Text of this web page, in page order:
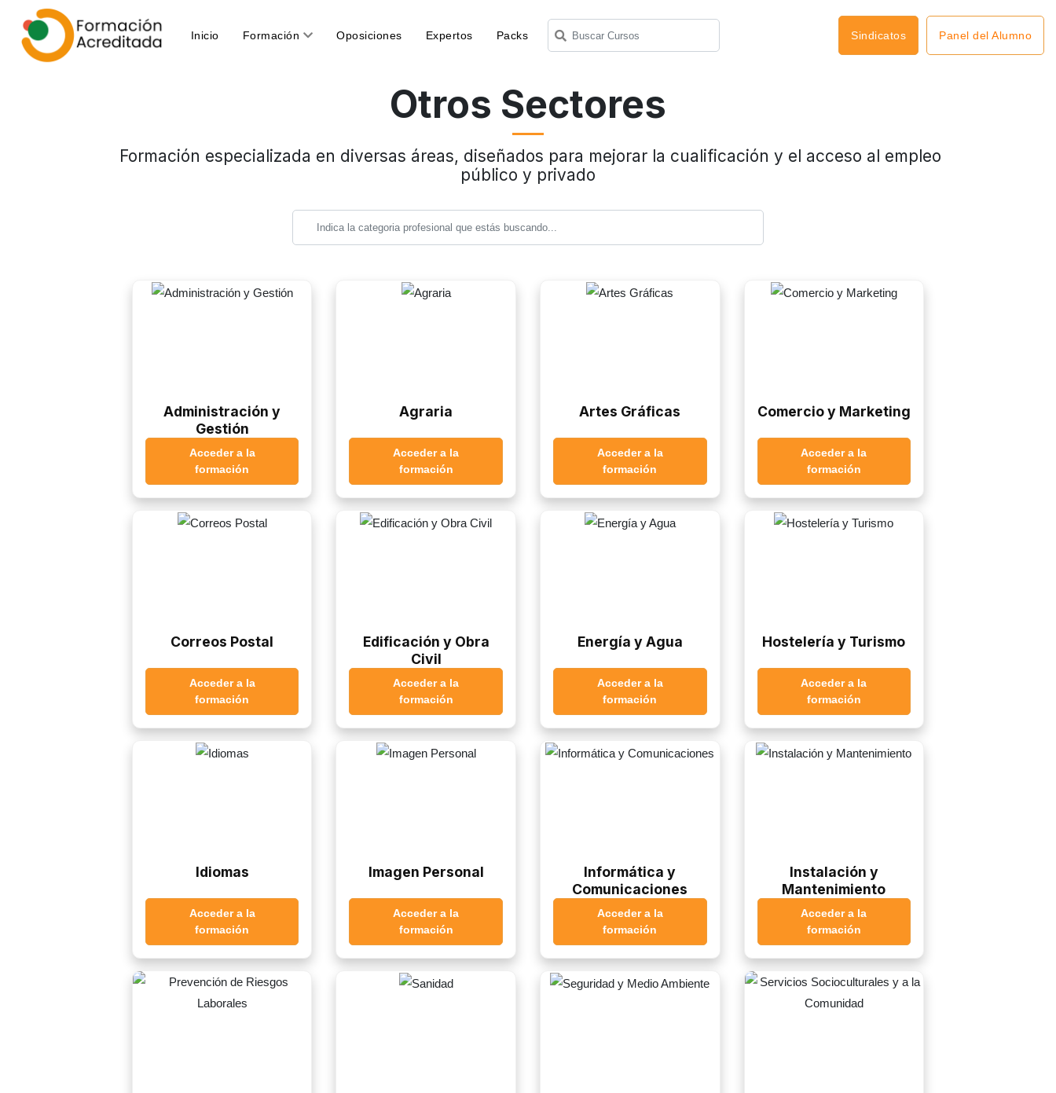
Inicio(current)Formación Oposiciones Expertos Packs Sindicatos Panel del Alumno
Otros Sectores
Formación especializada en diversas áreas, diseñados para mejorar la cualificación y el acceso al empleo
público y privado
Administración y
Gestión
Acceder a la
formación
Agraria
Acceder a la
formación
Artes Gráficas
Acceder a la
formación
Comercio y Marketing
Acceder a la
formación
Correos Postal
Acceder a la
formación
Edificación y Obra
Civil
Acceder a la
formación
Energía y Agua
Acceder a la
formación
Hostelería y Turismo
Acceder a la
formación
Idiomas
Acceder a la
formación
Imagen Personal
Acceder a la
formación
Informática y
Comunicaciones
Acceder a la
formación
Instalación y
Mantenimiento
Acceder a la
formación